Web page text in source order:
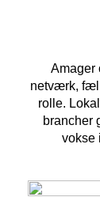
Amager
netværk,
rolle.
brancher
vokse